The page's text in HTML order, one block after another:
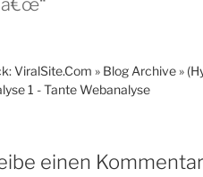
ViralSite.Com » Blog Archive »
1 - Tante Webanalyse
einen Kommentar